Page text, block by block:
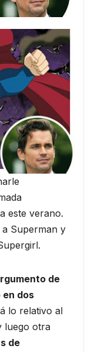
este verano.
a Superman y
de
en dos
lo relativo al
luego otra
de